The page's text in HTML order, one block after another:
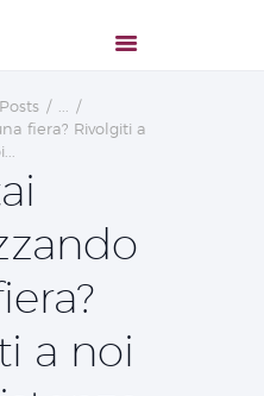
fiera? Rivolgiti a
a noi